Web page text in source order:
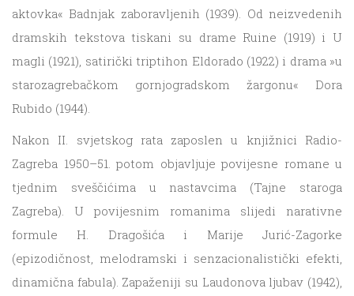
aktovka« Badnjak zaboravljenih (1939). Od neizvedenih
dramskih tekstova tiskani su drame Ruine (1919) i U
magli (1921), satirički triptihon Eldorado (1922) i drama »u
starozagrebačkom gornjogradskom žargonu« Dora
Rubido (1944).
Nakon II. svjetskog rata zaposlen u knjižnici Radio-
Zagreba 1950–51. potom objavljuje povijesne romane u
tjednim sveščićima u nastavcima (Tajne staroga
Zagreba). U povijesnim romanima slijedi narativne
formule H. Dragošića i Marije Jurić-Zagorke
(epizodičnost, melodramski i senzacionalistički efekti,
dinamična fabula). Zapaženiji su Laudonova ljubav (1942),